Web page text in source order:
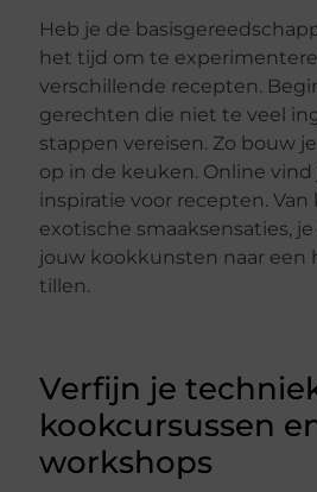
Heb je de
het tijd om te
verschillende recepten.
gerechten die niet te veel
stappen vereisen. Zo bouw
op in de keuken. Online vind
inspiratie voor recepten.
exotische smaaksensaties,
jouw kookkunsten naar een
tillen.
Verfijn je
kookcursussen
workshops